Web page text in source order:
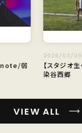
note/弱
2026/03/09
【スタジオ
染谷西郷
VIEW ALL